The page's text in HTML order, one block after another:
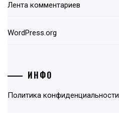
Лента комментариев
WordPress.org
ИНФО
Политика конфиденциальности